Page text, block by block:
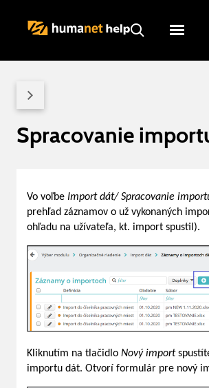
Spracovanie
Vo voľbe Import dát/ Spracovanie
prehľad záznamov o už vykonaných
ohľadu na užívateľa, kt. import spustil).
Kliknutím na tlačidlo Nový import
importu dát. Otvorí formulár pre nový